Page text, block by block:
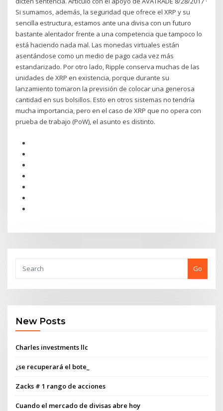
Si sumamos, además, la seguridad que ofrece el XRP y su
sencilla estructura, estamos ante una divisa con un futuro
bastante alentador frente a una competencia que tampoco lo
está haciendo nada mal. Las monedas virtuales están
asentándose como un medio de pago cada vez más
estandarizado. Por otro lado, Ripple conserva muchas de las
unidades de XRP en existencia, porque durante su
lanzamiento tomaron la previsión de colocar una generosa
cantidad en sus bolsillos. Esto en otros sistemas no tendría
mucha importancia, pero en el caso de XRP que no opera con
prueba de trabajo (PoW), el asunto es distinto.
Go
New Posts
Charles investments llc
¿se recuperará el bote_
Zacks # 1 rango de acciones
Cuando el mercado de divisas abre hoy